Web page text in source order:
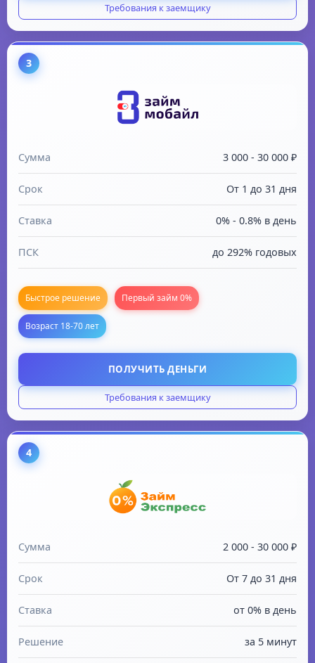
Требования к заемщику
Гражданство: РФ
Возможность пролонгации
3
Сумма 3 000 - 30 000 ₽
Срок От 1 до 31 дня
Ставка 0% - 0.8% в день
ПСК до 292% годовых
Быстрое решение Первый займ 0%
Возраст 18-70 лет
ПОЛУЧИТЬ ДЕНЬГИ
Требования к заемщику
Возраст: от 18 до 70 лет
Постоянное место работы или пенсионер
4
Сумма 2 000 - 30 000 ₽
Срок От 7 до 31 дня
Ставка от 0% в день
Решение за 5 минут